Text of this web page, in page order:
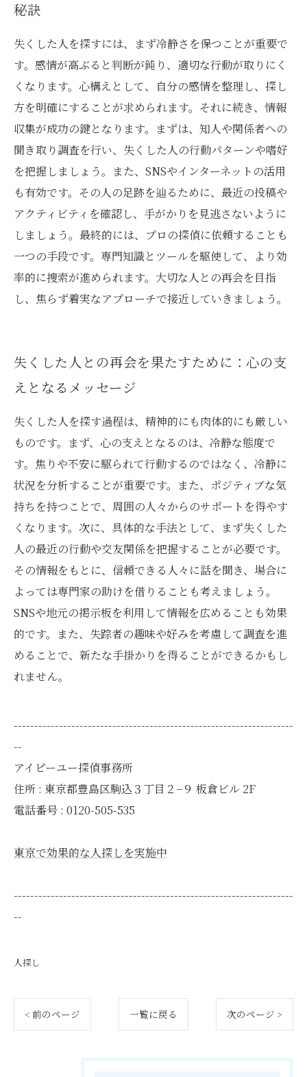
秘訣
失くした人を探すには、まず冷静さを保つことが重要で
す。感情が高ぶると判断が鈍り、適切な行動が取りにく
くなります。心構えとして、自分の感情を整理し、探し
方を明確にすることが求められます。それに続き、情報
収集が成功の鍵となります。まずは、知人や関係者への
聞き取り調査を行い、失くした人の行動パターンや嗜好
を把握しましょう。また、SNSやインターネットの活用
も有効です。その人の足跡を辿るために、最近の投稿や
アクティビティを確認し、手がかりを見逃さないように
しましょう。最終的には、プロの探偵に依頼することも
一つの手段です。専門知識とツールを駆使して、より効
率的に捜索が進められます。大切な人との再会を目指
し、焦らず着実なアプローチで接近していきましょう。
失くした人との再会を果たすために：心の支
えとなるメッセージ
失くした人を探す過程は、精神的にも肉体的にも厳しい
ものです。まず、心の支えとなるのは、冷静な態度で
す。焦りや不安に駆られて行動するのではなく、冷静に
状況を分析することが重要です。また、ポジティブな気
持ちを持つことで、周囲の人々からのサポートを得やす
くなります。次に、具体的な手法として、まず失くした
人の最近の行動や交友関係を把握することが必要です。
その情報をもとに、信頼できる人々に話を聞き、場合に
よっては専門家の助けを借りることも考えましょう。
SNSや地元の掲示板を利用して情報を広めることも効果
的です。また、失踪者の趣味や好みを考慮して調査を進
めることで、新たな手掛かりを得ることができるかもし
れません。
--------------------------------------------------------------------
--
アイピーユー探偵事務所
住所 : 東京都豊島区駒込３丁目２−９ 板倉ビル 2F
電話番号 : 0120-505-535
東京で効果的な人探しを実施中
--------------------------------------------------------------------
--
人探し
< 前のページ 一覧に戻る 次のページ >